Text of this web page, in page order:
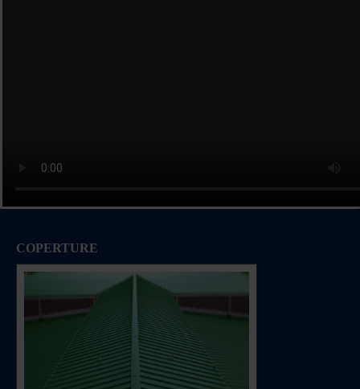
COPERTURE